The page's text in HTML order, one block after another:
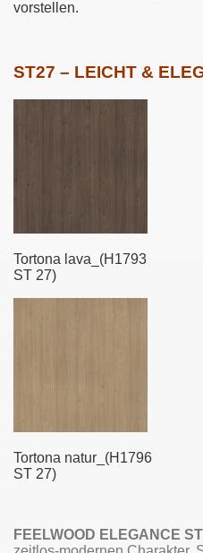
vorstellen.
ST27 – LEICHT &
Tortona lava_(H1793
ST 27)
Tortona natur_(H1796
ST 27)
FEELWOOD ELEGANCE